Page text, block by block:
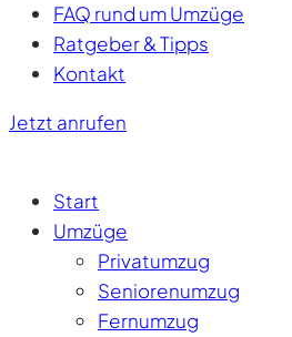
FAQ rund um Umzüge
Ratgeber & Tipps
Kontakt
Jetzt anrufen
Start
Umzüge
Privatumzug
Seniorenumzug
Fernumzug